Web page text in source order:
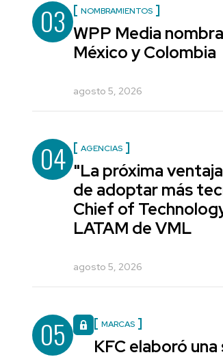
03 NOMBRAMIENTOS
WPP Media
México y Colombia
agosto 5, 2026
04 AGENCIAS
"La próxima
de adoptar más
Chief of
LATAM de VML
agosto 5, 2026
05 MARCAS
KFC elaboró